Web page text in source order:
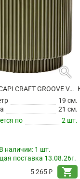
search
КАШПО CAPI CRAFT GROOVE VASE CYLINDER GREEN
19 см.
21 см.
по
2 шт.
наличии: 1 шт.
поставка 13.08.26г.
5 265 ₽
shopping_cart